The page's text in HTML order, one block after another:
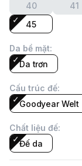
40
41
45
Da bề mặt:
Da trơn
Cấu trúc đế:
Goodyear Welt
Chất liệu đế:
Đế da